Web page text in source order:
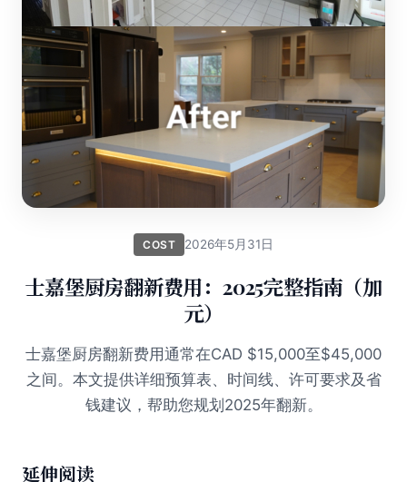
COST 2026年5月31日
士嘉堡厨房翻新费用：2025完整指南（加
元）
士嘉堡厨房翻新费用通常在CAD $15,000至$45,000
之间。本文提供详细预算表、时间线、许可要求及省
钱建议，帮助您规划2025年翻新。
延伸阅读